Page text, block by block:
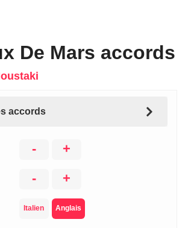
De Mars accords
accords
- +
- +
Italien Anglais